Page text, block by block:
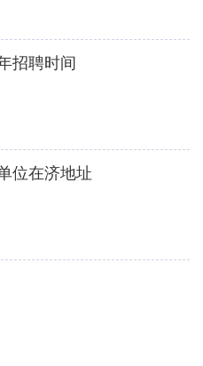
招聘时间
位在济地址